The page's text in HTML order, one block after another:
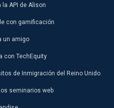
la API de Alison
con gamificación
un amigo
con TechEquity
de Inmigración del Reino Unido
seminarios web